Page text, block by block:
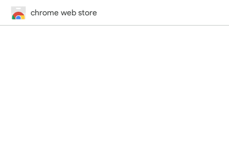
chrome web store